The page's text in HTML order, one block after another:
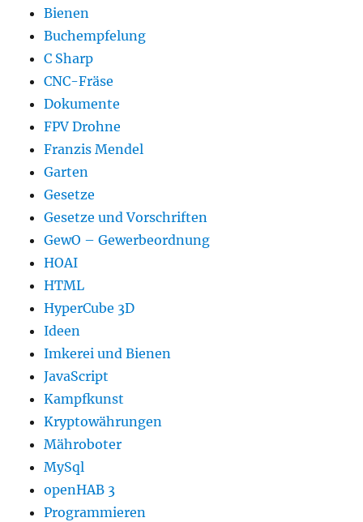
Bienen
Buchempfelung
C Sharp
CNC-Fräse
Dokumente
FPV Drohne
Franzis Mendel
Garten
Gesetze
Gesetze und Vorschriften
GewO – Gewerbeordnung
HOAI
HTML
HyperCube 3D
Ideen
Imkerei und Bienen
JavaScript
Kampfkunst
Kryptowährungen
Mähroboter
MySql
openHAB 3
Programmieren